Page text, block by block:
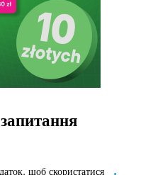
щоб скористатися